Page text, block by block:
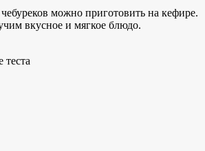
можно приготовить на кефире.
вкусное и мягкое блюдо.
теста